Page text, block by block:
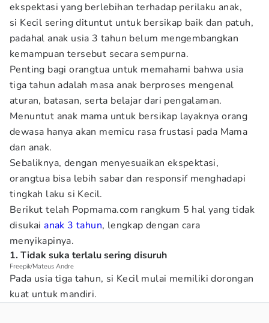
ekspektasi yang berlebihan terhadap perilaku anak,
si Kecil sering dituntut untuk bersikap baik dan patuh,
padahal anak usia 3 tahun belum mengembangkan
kemampuan tersebut secara sempurna.
Penting bagi orangtua untuk memahami bahwa usia
tiga tahun adalah masa anak berproses mengenal
aturan, batasan, serta belajar dari pengalaman.
Menuntut anak mama untuk bersikap layaknya orang
dewasa hanya akan memicu rasa frustasi pada Mama
dan anak.
Sebaliknya, dengan menyesuaikan ekspektasi,
orangtua bisa lebih sabar dan responsif menghadapi
tingkah laku si Kecil.
Berikut telah Popmama.com rangkum 5 hal yang tidak
disukaianak 3 tahun, lengkap dengan cara
menyikapinya.
1. Tidak suka terlalu sering disuruh
Freepik/Mateus Andre
Pada usia tiga tahun, si Kecil mulai memiliki dorongan
kuat untuk mandiri.